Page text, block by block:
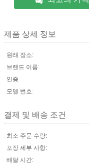
제품 상세 정보
원래 장소:
브랜드 이름:
인증:
모델 번호:
결제 및 배송 조건
최소 주문 수량:
포장 세부 사항:
배달 시간: